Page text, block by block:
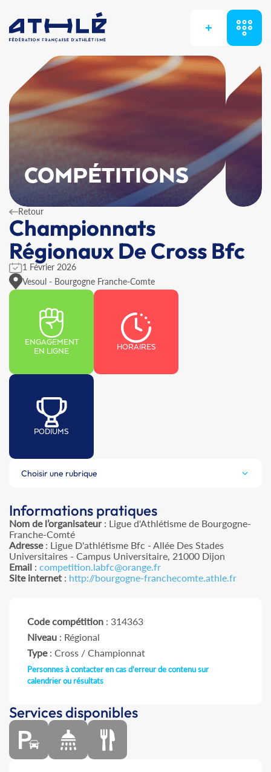
+
COMPÉTITIONS
Retour
Championnats
Régionaux De Cross Bfc
1 Février 2026
Vesoul - Bourgogne Franche-Comte
ENGAGEMENT
EN LIGNE
HORAIRES
PODIUMS
Choisir une rubrique
Informations pratiques
Nom de l’organisateur: Ligue d'Athlétisme de Bourgogne-
Franche-Comté
Adresse: Ligue D'athlétisme Bfc - Allée Des Stades
Universitaires - Campus Universitaire, 21000 Dijon
Email : competition.labfc@orange.fr
Site internet : http://bourgogne-franchecomte.athle.fr
Code compétition : 314363
Niveau : Régional
Type: Cross / Championnat
Personnes à contacter en cas d'erreur de contenu sur
calendrier ou résultats
Services disponibles